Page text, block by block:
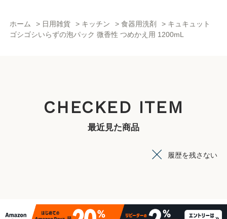
ホーム > 日用雑貨 > キッチン > 食器用洗剤 > キュキュット
ゴシゴシいらずの泡パック 微香性 つめかえ用 1200mL
CHECKED ITEM
最近見た商品
履歴を残さない